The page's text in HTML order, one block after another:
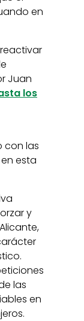
en
Juan
los
con las
esta
y
las
en